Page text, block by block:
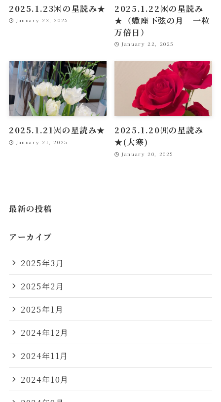
2025.1.23㈭の星読み★
January 23, 2025
2025.1.22㈬の星読み
★（蠍座下弦の月 一粒
万倍日）
January 22, 2025
2025.1.21㈫の星読み★
January 21, 2025
2025.1.20㈪の星読み
★(大寒)
January 20, 2025
最新の投稿
アーカイブ
2025年3月
2025年2月
2025年1月
2024年12月
2024年11月
2024年10月